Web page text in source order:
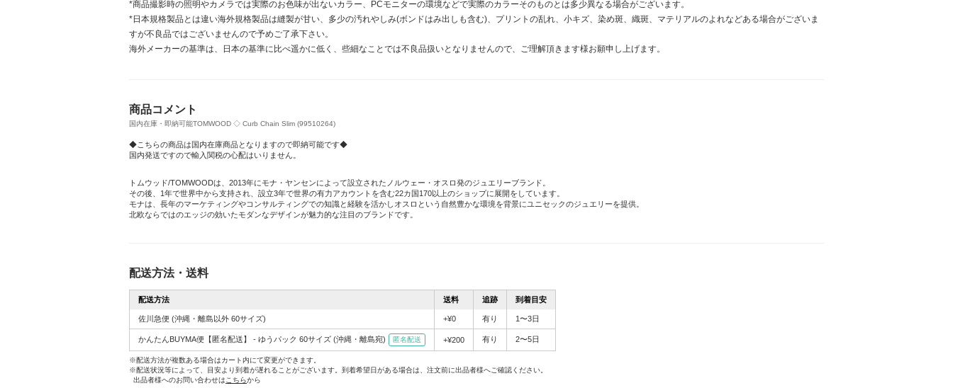
*商品撮影時の照明やカメラでは実際のお色味が出ないカラー、PCモニターの環境などで実際のカラーそのものとは多少異なる場合がございます。
*日本規格製品とは違い海外規格製品は縫製が甘い、多少の汚れやしみ(ボンドはみ出しも含む)、プリントの乱れ、小キズ、染め斑、織斑、マテリアルのよれなどある場合がございま
すが不良品ではございませんので予めご了承下さい。
海外メーカーの基準は、日本の基準に比べ遥かに低く、些細なことでは不良品扱いとなりませんので、ご理解頂きます様お願申し上げます。
商品コメント
国内在庫・即納可能TOMWOOD ◇ Curb Chain Slim (99510264)
◆こちらの商品は国内在庫商品となりますので即納可能です◆
国内発送ですので輸入関税の心配はいりません。
トムウッド/TOMWOODは、2013年にモナ・ヤンセンによって設立されたノルウェー・オスロ発のジュエリーブランド。
その後、1年で世界中から支持され、設立3年で世界の有力アカウントを含む22カ国170以上のショップに展開をしています。
モナは、長年のマーケティングやコンサルティングでの知識と経験を活かしオスロという自然豊かな環境を背景にユニセックのジュエリーを提供。
北欧ならではのエッジの効いたモダンなデザインが魅力的な注目のブランドです。
配送方法・送料
配送方法 送料 追跡 到着目安
佐川急便 (沖縄・離島以外 60サイズ) +¥0 有り 1〜3日
かんたんBUYMA便【匿名配送】 - ゆうパック 60サイズ (沖縄・離島宛) 匿名配送 +¥200 有り 2〜5日
※配送方法が複数ある場合はカート内にて変更ができます。
※配送状況等によって、目安より到着が遅れることがございます。到着希望日がある場合は、注文前に出品者様へご確認ください。
出品者様へのお問い合わせは こちらから